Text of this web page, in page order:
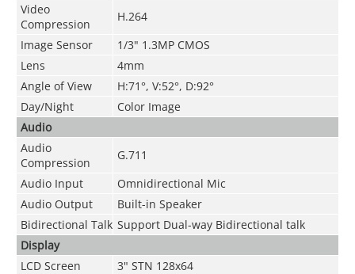
Video
Compression
H.264
Image Sensor
1/3" 1.3MP CMOS
Lens
4mm
Angle of View
H:71°, V:52°, D:92°
Day/Night
Color Image
Audio
Audio
Compression
G.711
Audio Input
Omnidirectional Mic
Audio Output
Built-in Speaker
Bidirectional Talk Support Dual-way Bidirectional talk
Display
LCD Screen
3" STN 128x64